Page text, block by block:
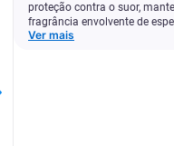
proteção contra o suor,
fragrância envolvente de
Ver mais